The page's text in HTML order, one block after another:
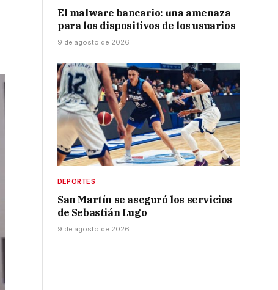
El malware bancario: una amenaza
para los dispositivos de los usuarios
9 de agosto de 2026
DEPORTES
San Martín se aseguró los servicios
de Sebastián Lugo
9 de agosto de 2026